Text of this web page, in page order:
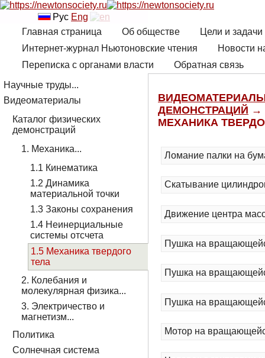
Рус Eng
Главная страница
Об обществе
Цели и
Интернет-журнал Ньютоновские чтения
Новости
Переписка с органами власти
Обратная связь
ДЕМОНСТРАЦИЙ →
МЕХАНИКА
Ломание палки на
Скатывание
Движение центра
Пушка на
Пушка на
Пушка на
Мотор на
Научные труды...
Видеоматериалы
Каталог физических
демонстраций
1. Механика...
1.1 Кинематика
1.2 Динамика
материальной точки
1.3 Законы сохранения
1.4 Неинерциальные
системы отсчета
1.5 Механика твердого
тела
2. Колебания и
молекулярная физика...
3. Электричество и
магнетизм...
Политика
Солнечная система